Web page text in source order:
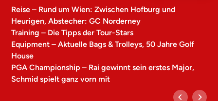
Reise – Rund um Wien: Zwischen Hofburg und
Heurigen, Abstecher: GC Norderney
Training – Die Tipps der Tour-Stars
Equipment – Aktuelle Bags & Trolleys, 50 Jahre Golf
House
PGA Championship – Rai gewinnt sein erstes Major,
Schmid spielt ganz vorn mit